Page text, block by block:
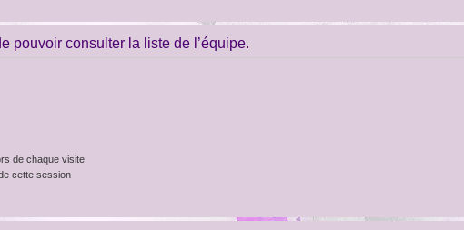
pouvoir consulter la liste de l’équipe.
de chaque visite
cette session